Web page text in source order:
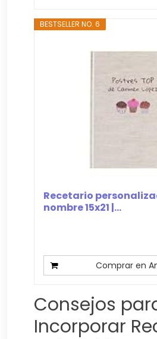
BESTSELLER NO. 6
Recetario
nombre 15x21 |...
Comprar en
Consejos
Incorporar